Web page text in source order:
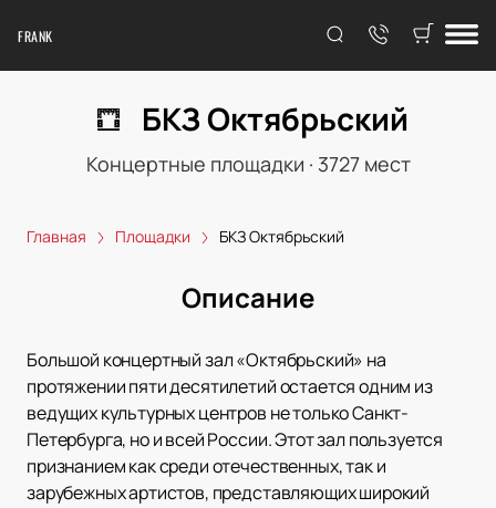
FRANK
БКЗ Октябрьский
Концертные площадки · 3727 мест
Главная Площадки БКЗ Октябрьский
Описание
Большой концертный зал «Октябрьский» на
протяжении пяти десятилетий остается одним из
ведущих культурных центров не только Санкт-
Петербурга, но и всей России. Этот зал пользуется
признанием как среди отечественных, так и
зарубежных артистов, представляющих широкий